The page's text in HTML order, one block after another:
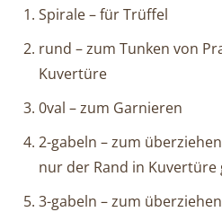
Spirale – für Trüffel
rund – zum Tunken von
Kuvertüre
0val – zum Garnieren
2-gabeln – zum
nur der Rand in
3-gabeln – zum